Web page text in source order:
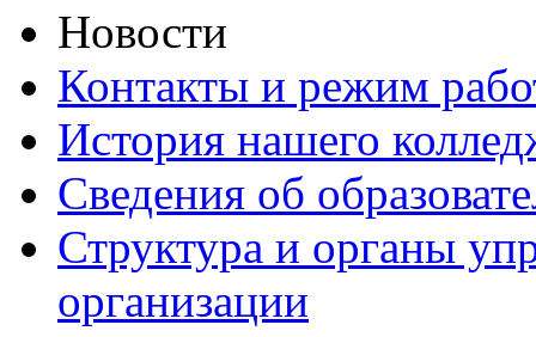
Новости
Контакты и режим
История нашего
Сведения об
Структура и органы
организации